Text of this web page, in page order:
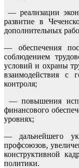
— реализации
развитие в
дополнительных
— обеспечения
соблюдением
условий и охраны
взаимодействия с
контроля;
— повышения
финансового
уровнях;
— дальнейшего
профсоюзов,
конструктивной
политики.